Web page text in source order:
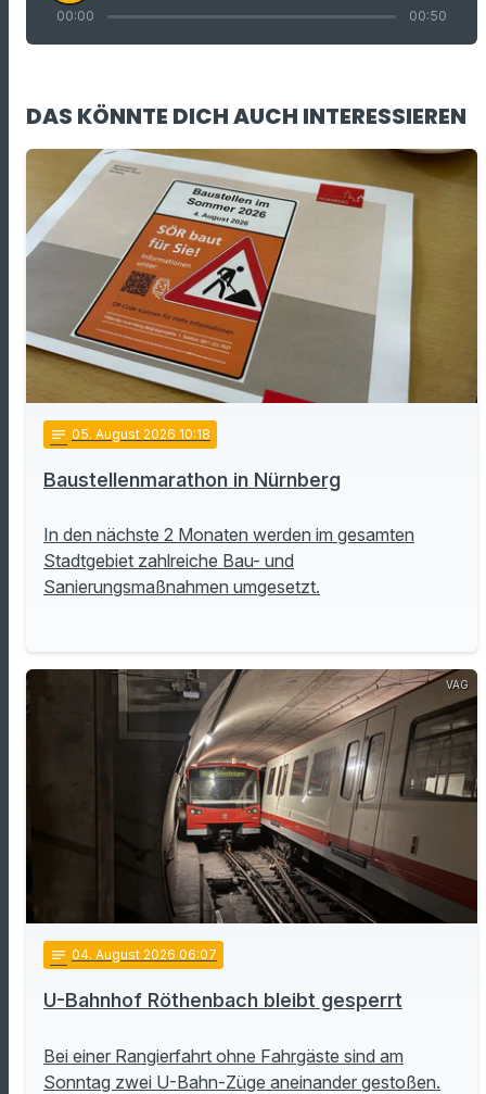
00:00 00:50
DAS KÖNNTE DICH AUCH INTERESSIEREN
notes 05. August 2026 10:18
Baustellenmarathon in Nürnberg
In den nächste 2 Monaten werden im gesamten
Stadtgebiet zahlreiche Bau- und
Sanierungsmaßnahmen umgesetzt.
VAG
notes 04. August 2026 06:07
U-Bahnhof Röthenbach bleibt gesperrt
Bei einer Rangierfahrt ohne Fahrgäste sind am
Sonntag zwei U-Bahn-Züge aneinander gestoßen.